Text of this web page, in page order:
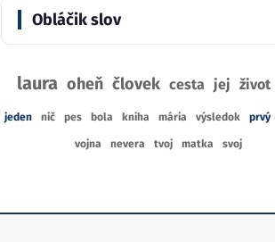
Obláčik slov
laura oheň človek cesta jej život
jeden nič pes bola kniha mária výsledok prvý
vojna nevera tvoj matka svoj